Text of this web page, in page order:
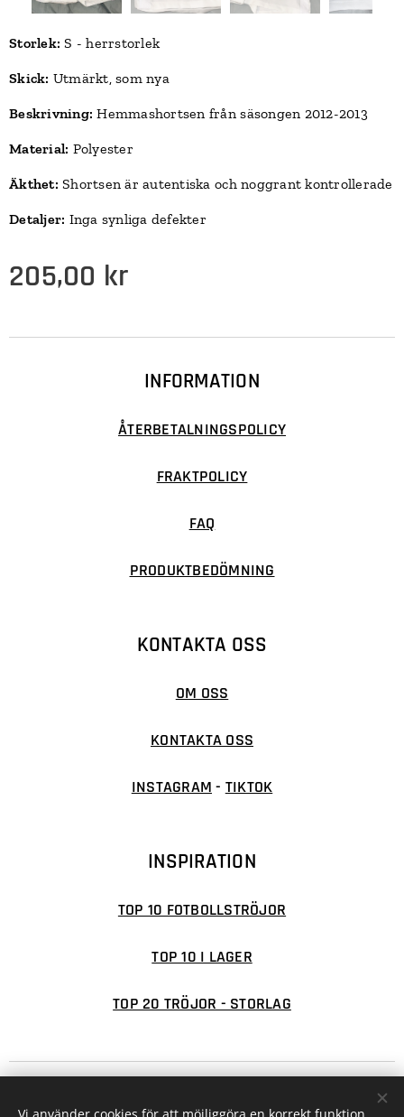
Storlek: S - herrstorlek
Skick: Utmärkt, som nya
Beskrivning: Hemmashortsen från säsongen 2012-2013
Material: Polyester
Äkthet: Shortsen är autentiska och noggrant kontrollerade
Detaljer: Inga synliga defekter
205,00 kr
INFORMATION
ÅTERBETALNINGSPOLICY
FRAKTPOLICY
FAQ
PRODUKTBEDÖMNING
KONTAKTA OSS
OM OSS
KONTAKTA OSS
INSTAGRAM - TIKTOK
INSPIRATION
TOP 10 FOTBOLLSTRÖJOR
TOP 10 I LAGER
TOP 20 TRÖJOR - STORLAG